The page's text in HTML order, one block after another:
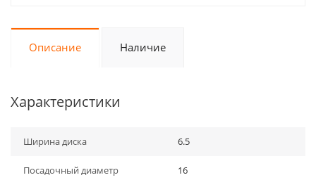
Описание Наличие
Характеристики
Ширина диска 6.5
Посадочный диаметр
16